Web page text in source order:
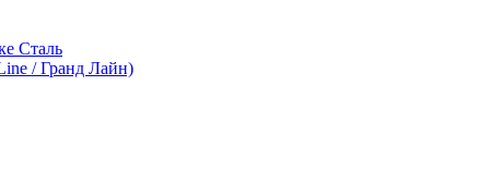
Сталь
/ Гранд Лайн)